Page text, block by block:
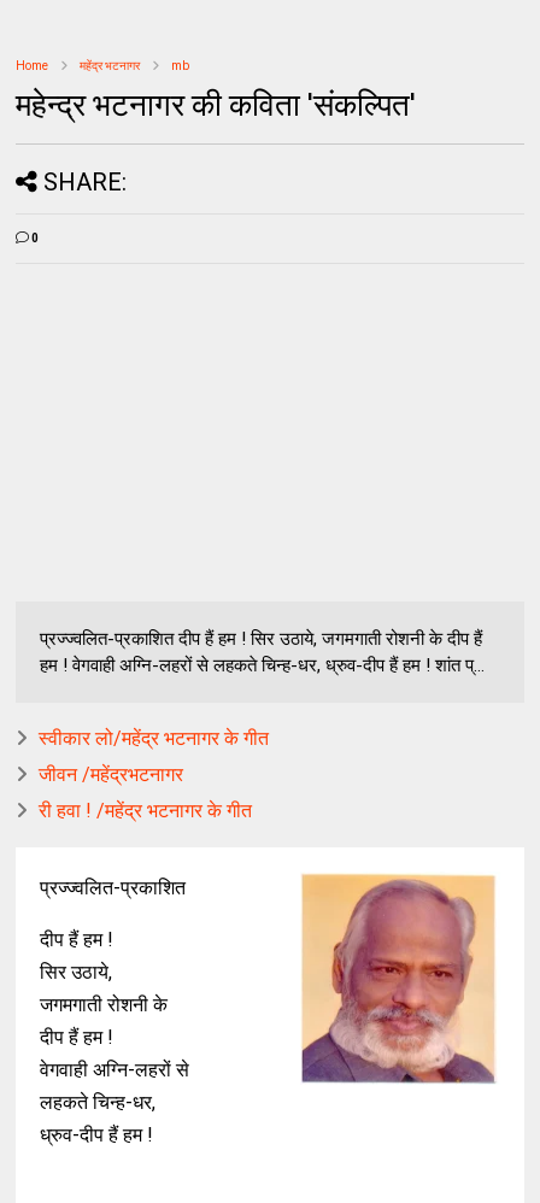
Home महेंद्र भटनागर mb
महेन्द्र भटनागर की कविता 'संकल्पित'
SHARE:
0
प्रज्ज्वलित-प्रकाशित दीप हैं हम ! सिर उठाये, जगमगाती रोशनी के दीप हैं
हम ! वेगवाही अग्नि-लहरों से लहकते चिन्ह-धर, ध्रुव-दीप हैं हम ! शांत प्...
स्वीकार लो/महेंद्र भटनागर के गीत
जीवन /महेंद्रभटनागर
री हवा ! /महेंद्र भटनागर के गीत
प्रज्ज्वलित-प्रकाशित
दीप हैं हम !
सिर उठाये,
जगमगाती रोशनी के
दीप हैं हम !
वेगवाही अग्नि-लहरों से
लहकते चिन्ह-धर,
ध्रुव-दीप हैं हम !